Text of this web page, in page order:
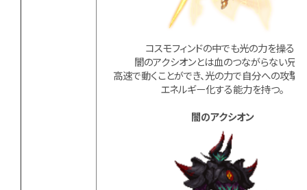
コスモフィンドの中でも光の力を操る。
闇のアクシオンとは血のつながらない兄妹
高速で動くことができ、光の力で自分への攻撃
エネルギー化する能力を持つ。
闇のアクシオン